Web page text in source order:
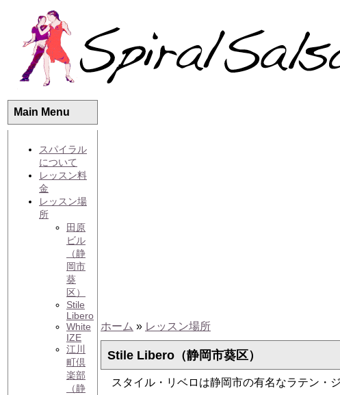
Main Menu
スパイラル
について
レッスン料
金
レッスン場
所
田原
ビル
（静
岡市
葵
区）
Stile
Libero
White
IZE
江川
町倶
楽部
（静
ホーム » レッスン場所
Stile Libero（静岡市葵区）
スタイル・リベロは静岡市の有名なラテン・